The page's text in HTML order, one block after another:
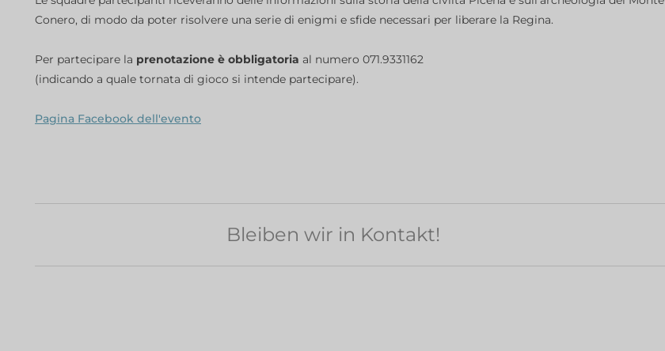
Conero, di modo da poter risolvere una serie di enigmi e sfide necessari per liberare la Regina.
Per partecipare la prenotazione è obbligatoria al numero 071.9331162
(indicando a quale tornata di gioco si intende partecipare).
Pagina Facebook dell'evento
Bleiben wir in Kontakt!